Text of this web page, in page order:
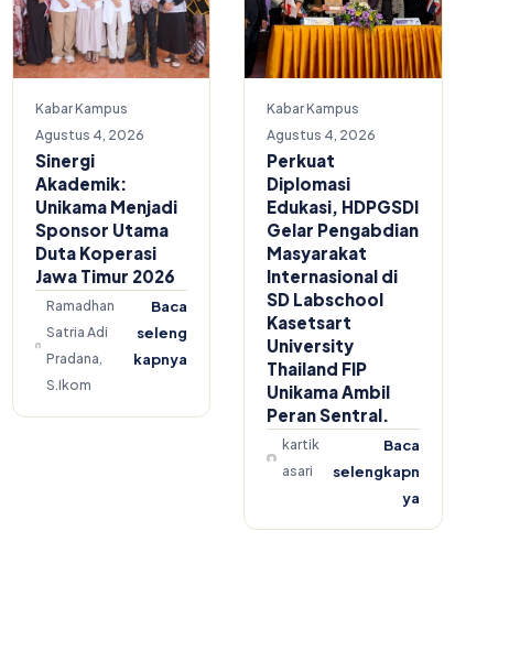
Kabar Kampus
Agustus 4, 2026
Sinergi
Akademik:
Unikama Menjadi
Sponsor Utama
Duta Koperasi
Jawa Timur 2026
Ramadhan
Satria Adi
Pradana,
S.Ikom
Baca
seleng
kapnya
Kabar Kampus
Agustus 4, 2026
Perkuat
Diplomasi
Edukasi, HDPGSDI
Gelar Pengabdian
Masyarakat
Internasional di
SD Labschool
Kasetsart
University
Thailand FIP
Unikama Ambil
Peran Sentral.
kartik
asari
Baca
selengkapn
ya